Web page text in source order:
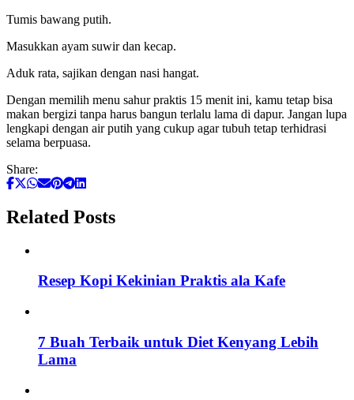
Tumis bawang putih.
Masukkan ayam suwir dan kecap.
Aduk rata, sajikan dengan nasi hangat.
Dengan memilih menu sahur praktis 15 menit ini, kamu tetap bisa
makan bergizi tanpa harus bangun terlalu lama di dapur. Jangan lupa
lengkapi dengan air putih yang cukup agar tubuh tetap terhidrasi
selama berpuasa.
Share:
Related Posts
Resep Kopi Kekinian Praktis ala Kafe
7 Buah Terbaik untuk Diet Kenyang Lebih
Lama